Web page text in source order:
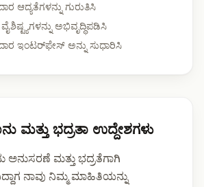
ಆದ್ಯತೆಗಳನ್ನು ಗುರುತಿಸಿ
ಅಭಿವೃದ್ಧಿಪಡಿಸಿ
ಇಂಟರ್‌ಫೇಸ್ ಅನ್ನು ಸುಧಾರಿಸಿ
ಮತ್ತು ಭದ್ರತಾ ಉದ್ದೇಶಗಳು
ಅನುಸರಣೆ ಮತ್ತು ಭದ್ರತೆಗಾಗಿ
ನಾವು ನಿಮ್ಮ ಮಾಹಿತಿಯನ್ನು